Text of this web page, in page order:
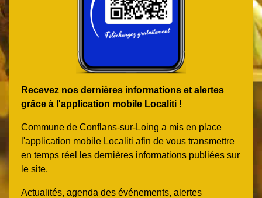
Recevez nos dernières informations et alertes
grâce à l'application mobile Localiti !
Commune de Conflans-sur-Loing a mis en place
l'application mobile Localiti afin de vous transmettre
en temps réel les dernières informations publiées sur
le site.
Actualités, agenda des événements, alertes